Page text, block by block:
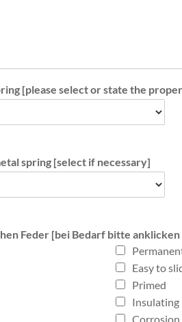
[please select or state the
spring [select if necessary]
Feder [bei Bedarf bitte
Easy to
Primed
Insulating
Corrosion